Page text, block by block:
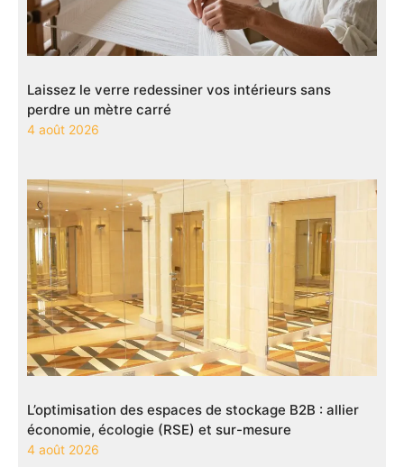
Laissez le verre redessiner vos intérieurs sans
perdre un mètre carré
4 août 2026
L’optimisation des espaces de stockage B2B : allier
économie, écologie (RSE) et sur-mesure
4 août 2026